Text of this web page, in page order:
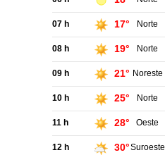
07 h 17° Norte
08 h 19° Norte
09 h 21° Noreste
10 h 25° Norte
11 h 28° Oeste
12 h 30°Suroeste